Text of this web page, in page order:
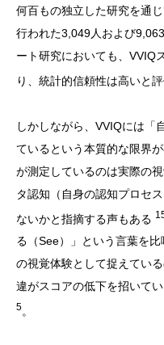
何百もの独立した研究を通
行われた3,049人および
ート研究においても、VVIQ
り、統計的信頼性は高いと
しかしながら、VVIQには「
ているという本質的な限界
が測定しているのは実際の
タ認知（自身の認知プロセ
ないかと指摘する声もある
る（See）」という言葉を
の視覚体験として捉えてい
違がスコアの低下を招いて
5。